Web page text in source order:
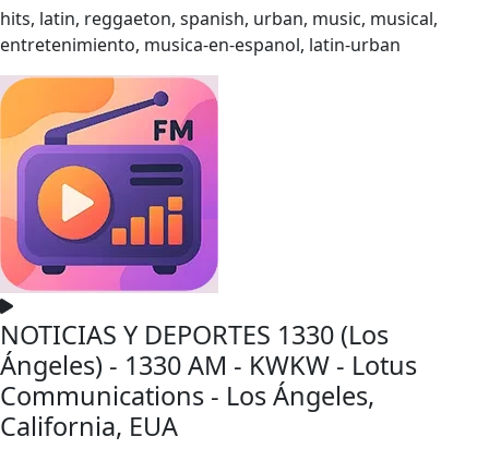
hits, latin, reggaeton, spanish, urban, music, musical,
entretenimiento, musica-en-espanol, latin-urban
NOTICIAS Y DEPORTES 1330 (Los
Ángeles) - 1330 AM - KWKW - Lotus
Communications - Los Ángeles,
California, EUA